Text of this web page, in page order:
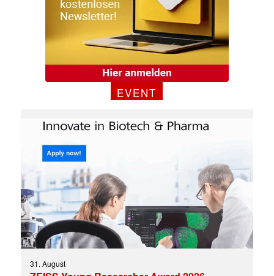
EVENT
31. August